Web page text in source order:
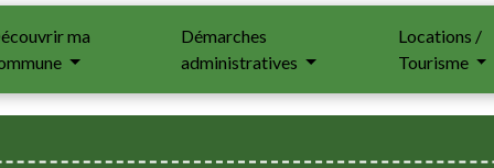
ma
Démarches
administratives
Locations /
Tourisme